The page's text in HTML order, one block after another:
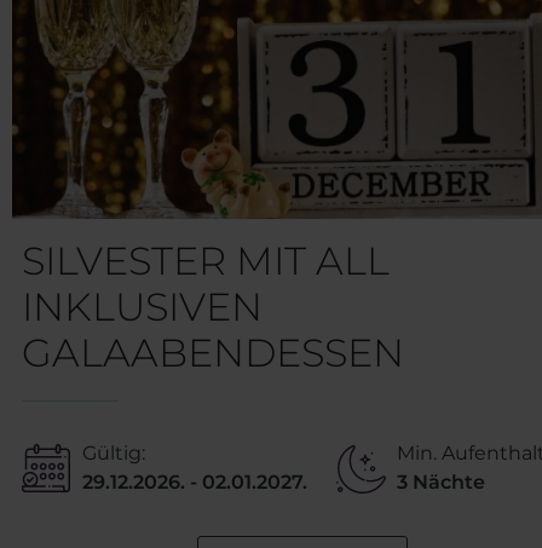
SILVESTER MIT ALL
INKLUSIVEN
GALAABENDESSEN
Gültig:
29.12.2026. - 02.01.2027.
Min.
3 Nächte